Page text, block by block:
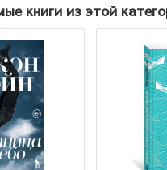
книги из этой